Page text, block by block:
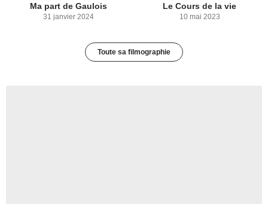
Ma part de Gaulois
31 janvier 2024
Le Cours de la vie
10 mai 2023
Toute sa filmographie